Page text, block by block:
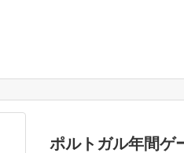
ポルトガル年間